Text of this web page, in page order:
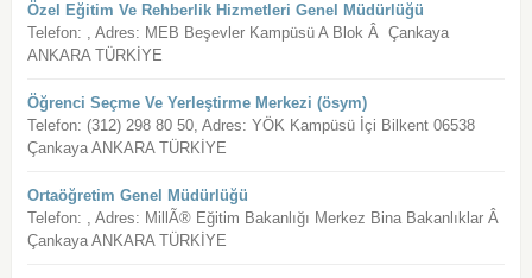
Özel Eğitim Ve Rehberlik Hizmetleri Genel Müdürlüğü
Telefon: , Adres: MEB Beşevler Kampüsü A Blok Â Çankaya
ANKARA TÜRKİYE
Öğrenci Seçme Ve Yerleştirme Merkezi (ösym)
Telefon: (312) 298 80 50, Adres: YÖK Kampüsü İçi Bilkent 06538
Çankaya ANKARA TÜRKİYE
Ortaöğretim Genel Müdürlüğü
Telefon: , Adres: MillÃ® Eğitim Bakanlığı Merkez Bina Bakanlıklar Â
Çankaya ANKARA TÜRKİYE